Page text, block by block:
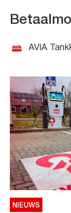
AVIA
NIEUWS